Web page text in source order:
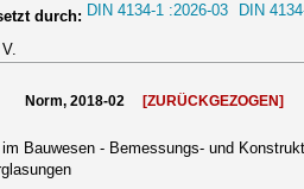
durch: DIN 4134-1 :2026-03 DIN
Norm, 2018-02 [ZURÜCKGEZOGEN]
Bauwesen - Bemessungs- und